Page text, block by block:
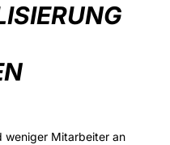
weniger Mitarbeiter an